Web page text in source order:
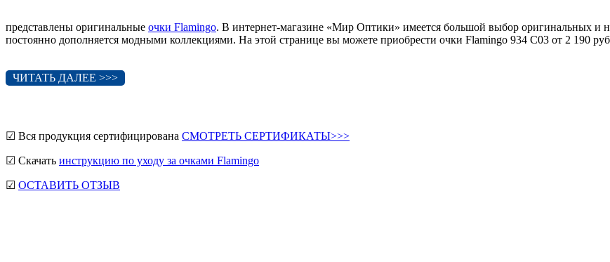
представлены оригинальные очки Flamingo. В интернет-магазине «Мир Оптики» имеется большой выбор оригинальных и
постоянно дополняется модными коллекциями. На этой странице вы можете приобрести очки Flamingo 934 C03 от 2 190
ЧИТАТЬ ДАЛЕЕ >>>
☑ Вся продукция сертифицирована СМОТРЕТЬ СЕРТИФИКАТЫ>>>
☑ Скачать инструкцию по уходу за очками Flamingo
☑ ОСТАВИТЬ ОТЗЫВ